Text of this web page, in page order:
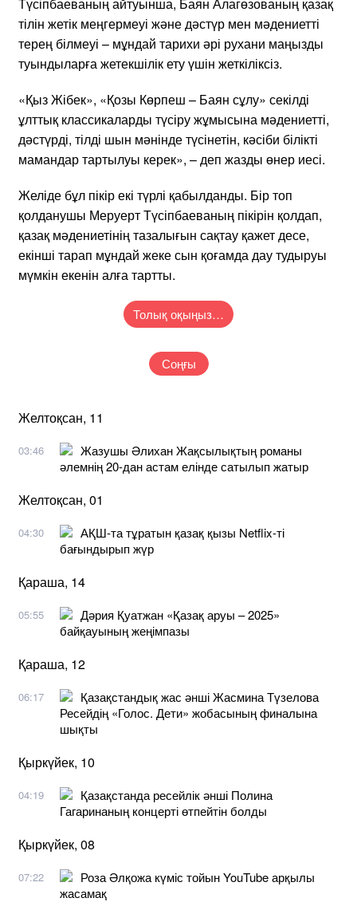
тілін жетік меңгермеуі және дәстүр мен мәдениетті
терең білмеуі – мұндай тарихи әрі рухани маңызды
туындыларға жетекшілік ету үшін жеткіліксіз.
«Қыз Жібек», «Қозы Көрпеш – Баян сұлу» секілді
ұлттық классикаларды түсіру жұмысына мәдениетті,
дәстүрді, тілді шын мәнінде түсінетін, кәсіби білікті
мамандар тартылуы керек», – деп жазды өнер иесі.
Желіде бұл пікір екі түрлі қабылданды. Бір топ
қолданушы Меруерт Түсіпбаеваның пікірін қолдап,
қазақ мәдениетінің тазалығын сақтау қажет десе,
екінші тарап мұндай жеке сын қоғамда дау тудыруы
мүмкін екенін алға тартты.
Толық оқыңыз…
Соңғы
Желтоқсан, 11
03:46
Жазушы Әлихан Жақсылықтың романы
әлемнің 20-дан астам елінде сатылып жатыр
Желтоқсан, 01
04:30
АҚШ-та тұратын қазақ қызы Netflix-ті
бағындырып жүр
Қараша, 14
05:55
Дәрия Қуатжан «Қазақ аруы – 2025»
байқауының жеңімпазы
Қараша, 12
06:17
Қазақстандық жас әнші Жасмина Түзелова
Ресейдің «Голос. Дети» жобасының финалына
шықты
Қыркүйек, 10
04:19
Қазақстанда ресейлік әнші Полина
Гагаринаның концерті өтпейтін болды
Қыркүйек, 08
07:22
Роза Әлқожа күміс тойын YouTube арқылы
жасамақ